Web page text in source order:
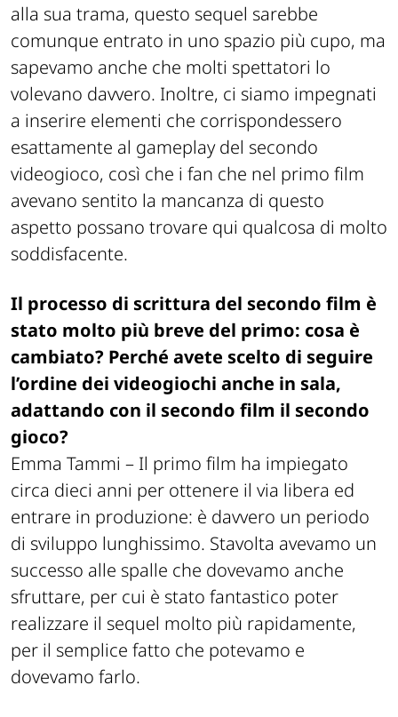
alla sua trama, questo sequel sarebbe
comunque entrato in uno spazio più cupo, ma
sapevamo anche che molti spettatori lo
volevano davvero. Inoltre, ci siamo impegnati
a inserire elementi che corrispondessero
esattamente al gameplay del secondo
videogioco, così che i fan che nel primo film
avevano sentito la mancanza di questo
aspetto possano trovare qui qualcosa di molto
soddisfacente.
Il processo di scrittura del secondo film è
stato molto più breve del primo: cosa è
cambiato? Perché avete scelto di seguire
l’ordine dei videogiochi anche in sala,
adattando con il secondo film il secondo
gioco?
Emma Tammi – Il primo film ha impiegato
circa dieci anni per ottenere il via libera ed
entrare in produzione: è davvero un periodo
di sviluppo lunghissimo. Stavolta avevamo un
successo alle spalle che dovevamo anche
sfruttare, per cui è stato fantastico poter
realizzare il sequel molto più rapidamente,
per il semplice fatto che potevamo e
dovevamo farlo.